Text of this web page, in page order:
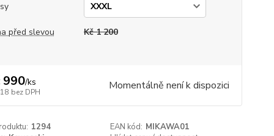
před slevou Kč 1 200
990/ks
bez DPH Momentálně není k dispozici
1294 EAN kód: MIKAWA01